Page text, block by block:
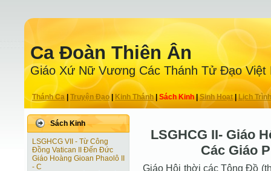
Ca Ðoàn Thiên Ân
Giáo Xứ Nữ Vương Các Thánh Tử Ðạo Việt
Thánh Ca Truyện Ðạo| Kinh Thánh Sách Kinh|Sinh Hoạt| Lịch Trình
Sách Kinh
LSGHCG VII - Từ Công
Ðồng Vatican II Ðến Ðức
Giáo Hoàng Gioan Phaolô II
- C
LSGHCG II- Giáo
Các Giáo
Giáo Hội thời các Tông Ðồ